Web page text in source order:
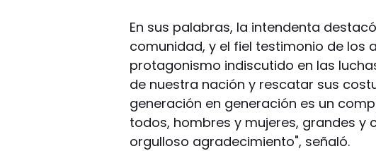
En sus palabras, la intendenta
comunidad, y el fiel testimonio de los
protagonismo indiscutido en las
de nuestra nación y rescatar sus
generación en generación es un
todos, hombres y mujeres, grandes y
orgulloso agradecimiento", señaló.